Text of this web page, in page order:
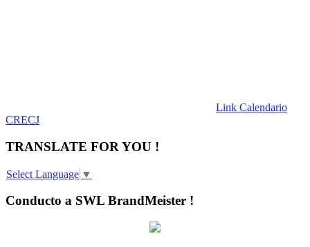
Link Calendario
CRECJ
TRANSLATE FOR YOU !
Select Language ▼
Conducto a SWL BrandMeister !